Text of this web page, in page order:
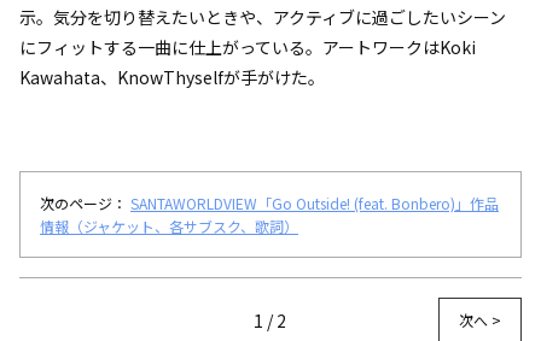
示。気分を切り替えたいときや、アクティブに過ごしたいシーン
にフィットする一曲に仕上がっている。アートワークはKoki
Kawahata、KnowThyselfが手がけた。
次のページ： SANTAWORLDVIEW「Go Outside! (feat. Bonbero)」作品
情報（ジャケット、各サブスク、歌詞）
1 / 2 次へ >